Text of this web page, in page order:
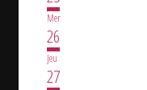
Mer
26
Jeu
27